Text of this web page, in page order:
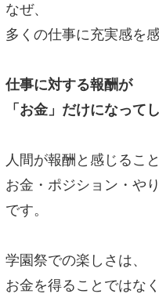
なぜ、
多くの仕事に充実感を
仕事に対する報酬が
「お金」だけになって
人間が報酬と感じるこ
お金・ポジション・や
です。
学園祭での楽しさは、
お金を得ることではなく